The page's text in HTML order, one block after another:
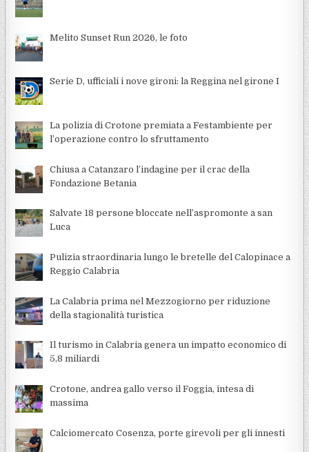
Melito Sunset Run 2026, le foto
Serie D, ufficiali i nove gironi: la Reggina nel girone I
La polizia di Crotone premiata a Festambiente per
l’operazione contro lo sfruttamento
Chiusa a Catanzaro l’indagine per il crac della
Fondazione Betania
Salvate 18 persone bloccate nell’aspromonte a san
Luca
Pulizia straordinaria lungo le bretelle del Calopinace a
Reggio Calabria
La Calabria prima nel Mezzogiorno per riduzione
della stagionalità turistica
Il turismo in Calabria genera un impatto economico di
5,8 miliardi
Crotone, andrea gallo verso il Foggia, intesa di
massima
Calciomercato Cosenza, porte girevoli per gli innesti